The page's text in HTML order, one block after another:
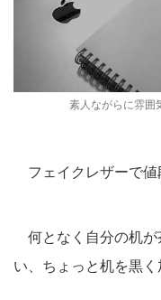
素人ながらに雰囲
フェイクレザーで値
何となく自分の机が
い、ちょっと机を黒く